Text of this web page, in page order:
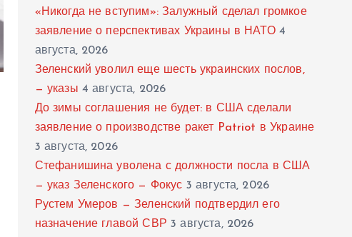
«Никогда не вступим»: Залужный сделал громкое
заявление о перспективах Украины в НАТО 4
августа, 2026
Зеленский уволил еще шесть украинских послов,
— указы 4 августа, 2026
До зимы соглашения не будет: в США сделали
заявление о производстве ракет Patriot в Украине
3 августа, 2026
Стефанишина уволена с должности посла в США
— указ Зеленского — Фокус 3 августа, 2026
Рустем Умеров — Зеленский подтвердил его
назначение главой СВР 3 августа, 2026